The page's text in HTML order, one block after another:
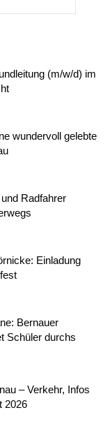
(m/w/d) im
wundervoll gelebte
Radfahrer
Einladung
Bernauer
Schüler durchs
– Verkehr, Infos
2026